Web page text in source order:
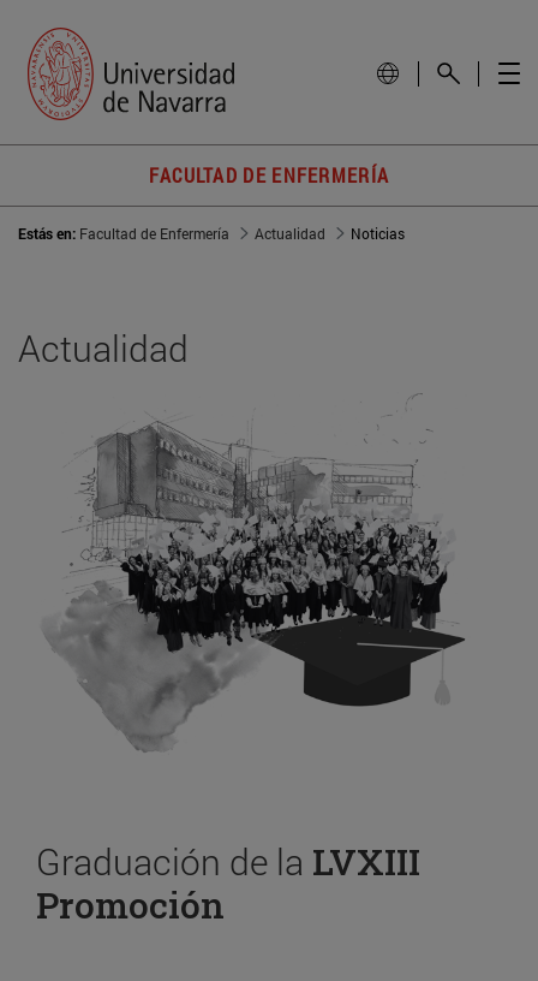
FACULTAD DE ENFERMERÍA
Estás en: Facultad de Enfermería Actualidad Noticias
Actualidad
Graduación de la LVXIII
Promoción